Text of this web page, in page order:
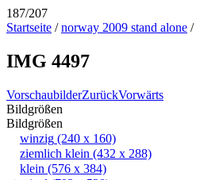
187/207
Startseite /norway 2009 stand alone /
IMG 4497
VorschaubilderZurückVorwärts
Bildgrößen
Bildgrößen
winzig (240 x 160)
ziemlich klein (432 x 288)
klein (576 x 384)